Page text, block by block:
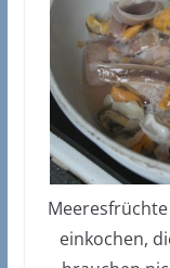
einkochen,